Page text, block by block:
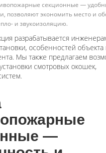
секционные —
позволяют экономить место и
и звукоизоляцию.
разрабатывается
особенностей объекта
Мы также предлагаем
смотровых окошек,
—